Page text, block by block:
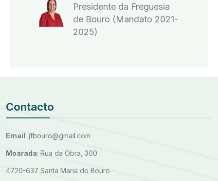
Presidente da Freguesia
de Bouro (Mandato 2021-
2025)
Contacto
Email: jfbouro@gmail.com
Moarada: Rua da Obra, 300
4720-637 Santa Maria de Bouro